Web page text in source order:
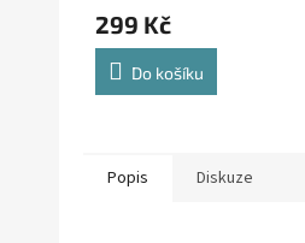
299 Kč
Do košíku
Popis Diskuze